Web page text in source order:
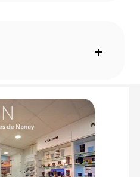
hors remises au panier, basé
effectivement calculés dans le
+